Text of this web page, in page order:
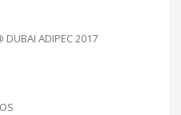
ADIPEC 2017